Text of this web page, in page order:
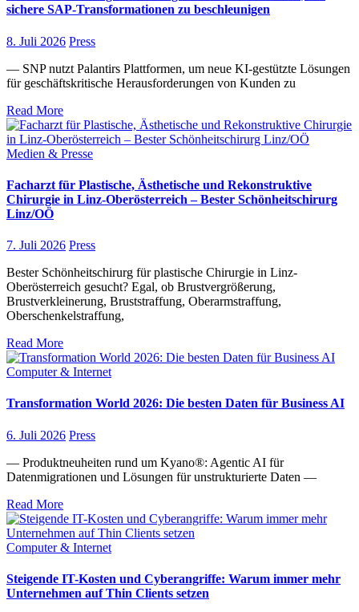
sichere SAP-Transformationen zu beschleunigen
8. Juli 2026 Press
— SNP nutzt Palantirs Plattformen, um neue KI-gestützte Lösungen
für geschäftskritische Herausforderungen von Kunden zu
Read More
Medien & Presse
Facharzt für Plastische, Ästhetische und Rekonstruktive
Chirurgie in Linz-Oberösterreich – Bester Schönheitschirurg
Linz/OÖ
7. Juli 2026 Press
Bester Schönheitschirurg für plastische Chirurgie in Linz-
Oberösterreich gesucht? Egal, ob Brustvergrößerung,
Brustverkleinerung, Bruststraffung, Oberarmstraffung,
Oberschenkelstraffung,
Read More
Computer & Internet
Transformation World 2026: Die besten Daten für Business AI
6. Juli 2026 Press
— Produktneuheiten rund um Kyano®: Agentic AI für
Datenmigrationen und Lösungen für unstrukturierte Daten —
Read More
Computer & Internet
Steigende IT-Kosten und Cyberangriffe: Warum immer mehr
Unternehmen auf Thin Clients setzen